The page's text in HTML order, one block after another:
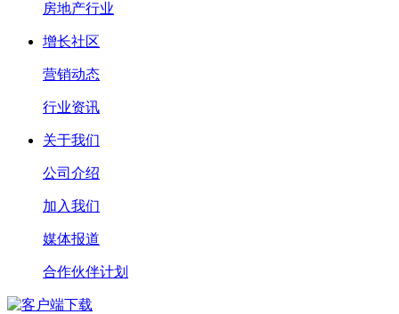
房地产行业
增长社区
营销动态
行业资讯
关于我们
公司介绍
加入我们
媒体报道
合作伙伴计划